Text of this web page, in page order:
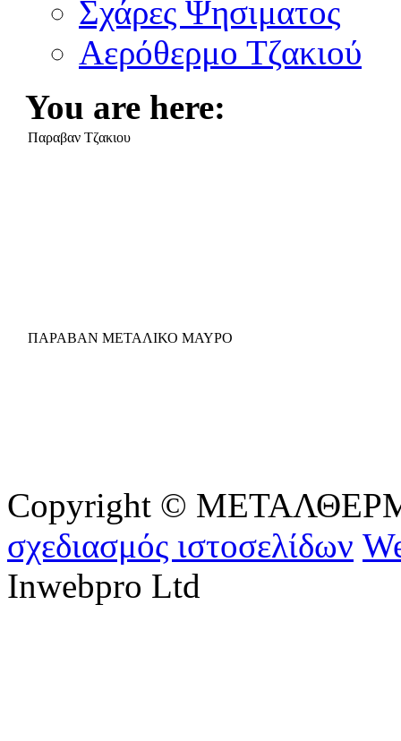
Σχάρες Ψησιματος
Αερόθερμο Τζακιού
You are here:
Παραβαν Τζακιου
ΠΑΡΑΒΑΝ ΜΕΤΑΛΙΚΟ ΜΑΥΡΟ
Copyright © ΜΕΤΑΛΘΕΡΜ
σχεδιασμός ιστοσελίδων
Inwebpro Ltd